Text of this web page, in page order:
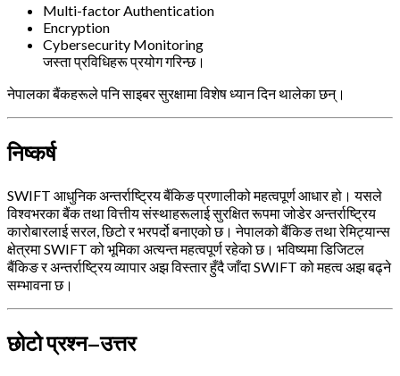
Multi-factor Authentication
Encryption
Cybersecurity Monitoring
जस्ता प्रविधिहरू प्रयोग गरिन्छ।
नेपालका बैंकहरूले पनि साइबर सुरक्षामा विशेष ध्यान दिन थालेका छन्।
निष्कर्ष
SWIFT आधुनिक अन्तर्राष्ट्रिय बैंकिङ प्रणालीको महत्वपूर्ण आधार हो। यसले
विश्वभरका बैंक तथा वित्तीय संस्थाहरूलाई सुरक्षित रूपमा जोडेर अन्तर्राष्ट्रिय
कारोबारलाई सरल, छिटो र भरपर्दो बनाएको छ। नेपालको बैंकिङ तथा रेमिट्यान्स
क्षेत्रमा SWIFT को भूमिका अत्यन्त महत्वपूर्ण रहेको छ। भविष्यमा डिजिटल
बैंकिङ र अन्तर्राष्ट्रिय व्यापार अझ विस्तार हुँदै जाँदा SWIFT को महत्व अझ बढ्ने
सम्भावना छ।
छोटो प्रश्न–उत्तर